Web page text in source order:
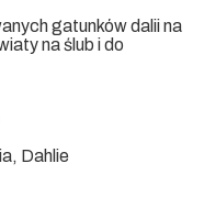
gatunków dalii na
na ślub i do
Dahlie